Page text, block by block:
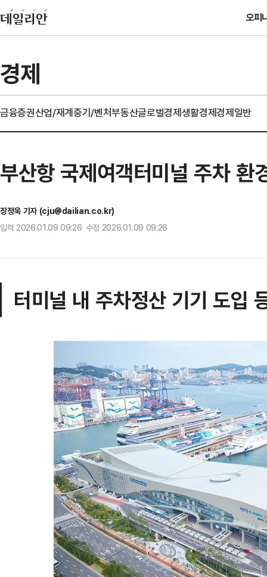
오피
경제
금융증권산업/재계중기/벤처부동산글로벌경제생활경제경제일반
부산항 국제여객터미널 주차 환
장정욱 기자 (cju@dailian.co.kr)
입력 2026.01.09 09:26 수정 2026.01.09 09:26
터미널 내 주차정산 기기 도입